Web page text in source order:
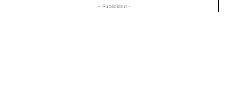
- Publicidad -